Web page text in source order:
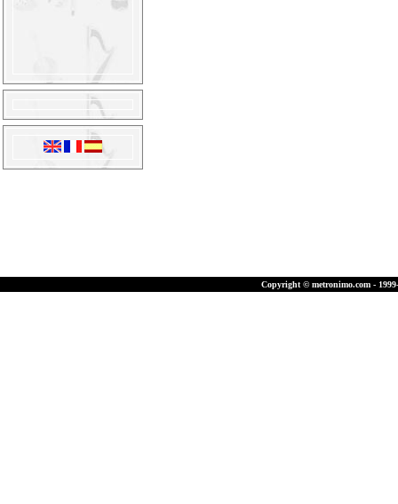
Copyright © metronimo.com -